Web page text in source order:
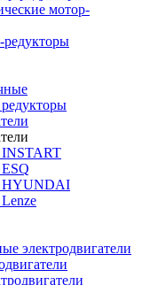
мотор-
INSTART
HYUNDAI
электродвигатели